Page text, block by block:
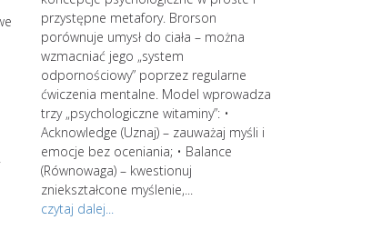
przystępne metafory. Brorson
porównuje umysł do ciała – można
wzmacniać jego „system
odpornościowy” poprzez regularne
ćwiczenia mentalne. Model wprowadza
trzy „psychologiczne witaminy”: •
Acknowledge (Uznaj) – zauważaj myśli i
emocje bez oceniania; • Balance
(Równowaga) – kwestionuj
zniekształcone myślenie,...
czytaj dalej...